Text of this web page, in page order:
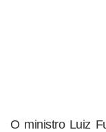
O ministro Luiz